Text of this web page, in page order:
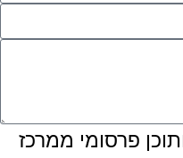
פרסומי ממרכז